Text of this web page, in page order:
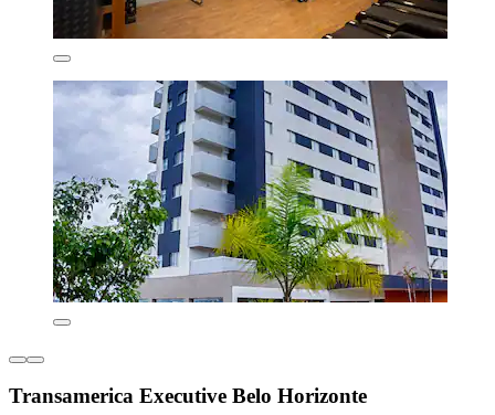
Transamerica Executive Belo Horizonte